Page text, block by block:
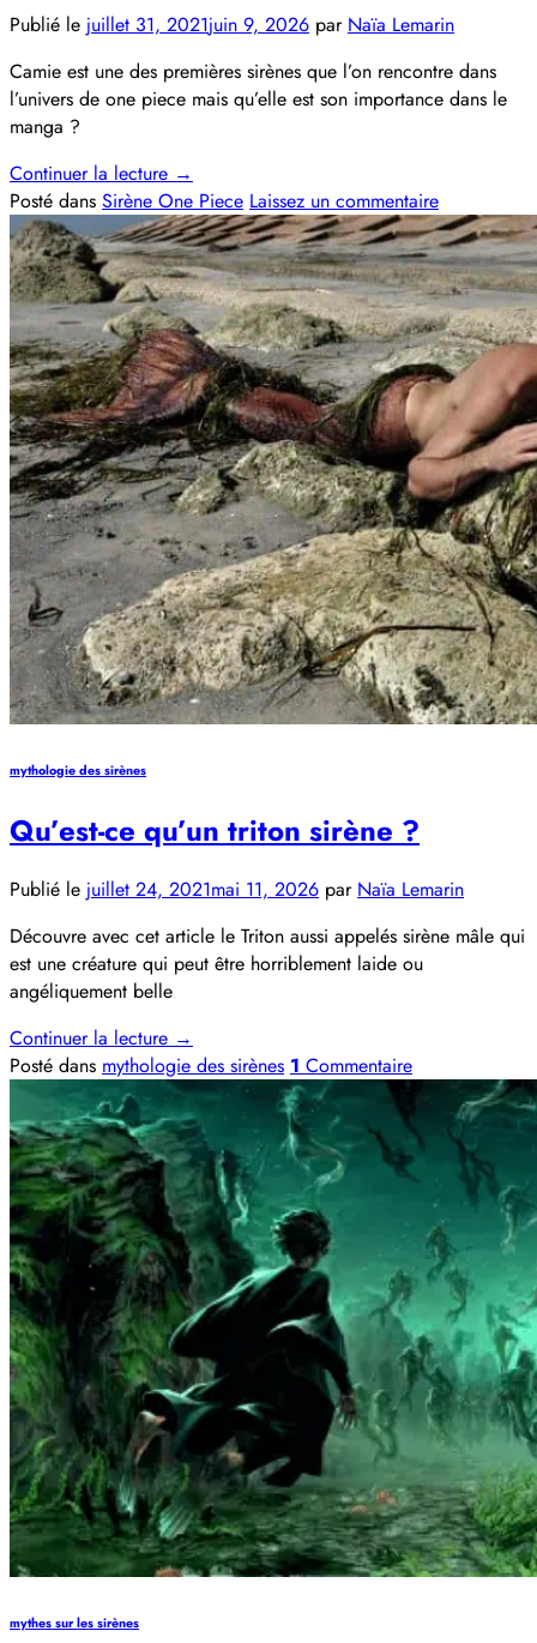
Publié le juillet 31, 2021juin 9, 2026 par Naïa Lemarin
Camie est une des premières sirènes que l’on rencontre dans
l’univers de one piece mais qu’elle est son importance dans le
manga ?
Continuer la lecture →
Posté dans Sirène One Piece Laissez un commentaire
mythologie des sirènes
Qu’est-ce qu’un triton sirène ?
Publié le juillet 24, 2021mai 11, 2026 par Naïa Lemarin
Découvre avec cet article le Triton aussi appelés sirène mâle qui
est une créature qui peut être horriblement laide ou
angéliquement belle
Continuer la lecture →
Posté dans mythologie des sirènes 1 Commentaire
mythes sur les sirènes